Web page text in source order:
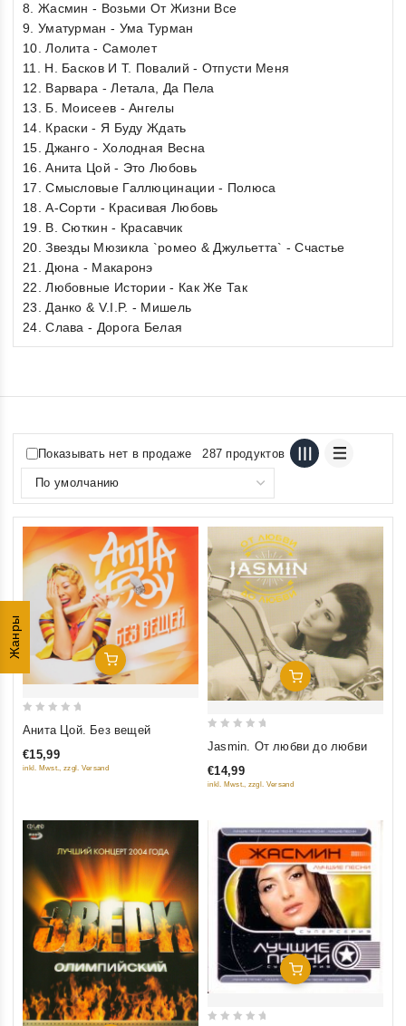
Жанры
8. Жасмин - Возьми От Жизни Все
9. Уматурман - Ума Турман
10. Лолита - Самолет
11. Н. Басков И Т. Повалий - Отпусти Меня
12. Варвара - Летала, Да Пела
13. Б. Моисеев - Ангелы
14. Краски - Я Буду Ждать
15. Джанго - Холодная Весна
16. Анита Цой - Это Любовь
17. Смысловые Галлюцинации - Полюса
18. А-Сорти - Красивая Любовь
19. В. Сюткин - Красавчик
20. Звезды Мюзикла `ромео & Джульетта` - Счастье
21. Дюна - Макаронэ
22. Любовные Истории - Как Же Так
23. Данко & V.I.P. - Мишель
24. Слава - Дорога Белая
Показывать нет в продаже 287 продуктов
Добавить В Корзину
of
Анита Цой. Без вещей
€15,99
inkl. Mwst., zzgl. Versand
Добавить В Корзину
of
Jasmin. От любви до любви
€14,99
inkl. Mwst., zzgl. Versand
Добавить В Корзину